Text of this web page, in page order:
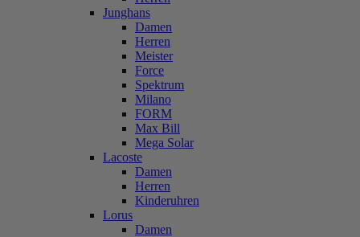
Junghans
Damen
Herren
Meister
Force
Spektrum
Milano
FORM
Max Bill
Mega Solar
Lacoste
Damen
Herren
Kinderuhren
Lorus
Damen